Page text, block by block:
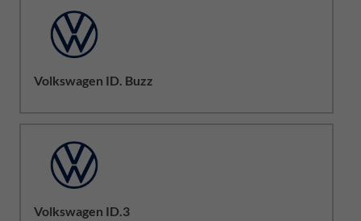
Volkswagen ID. Buzz
Volkswagen ID.3